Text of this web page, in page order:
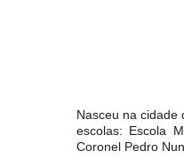
Nasceu na cidade
escolas: Escola
Coronel Pedro